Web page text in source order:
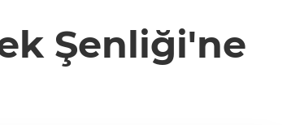
Şenliği'ne